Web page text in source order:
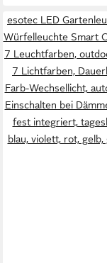
esotec LED
Würfelleuchte Smart
7 Leuchtfarben,
7 Lichtfarben,
Farb-Wechsellicht,
Einschalten bei
fest integriert,
blau, violett, rot, gelb,